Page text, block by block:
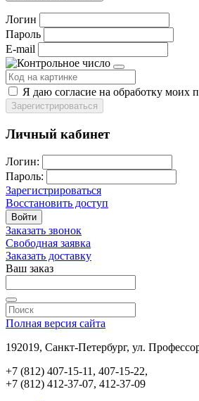
Логин
Пароль
E-mail
Я даю согласие на обработку моих
Зарегистрироваться
Личный кабинет
Логин:
Пароль:
Зарегистрироваться
Восстановить доступ
Войти
Заказать звонок
Свободная заявка
Заказать доставку
Ваш заказ
Полная версия сайта
192019, Санкт-Петербург, ул.
+7 (812) 407-15-11, 407-15-22,
+7 (812) 412-37-07, 412-37-09